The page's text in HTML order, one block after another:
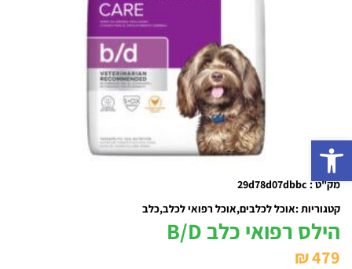
מק"ט : 29d78d07dbbc
קטגוריות :אוכל לכלבים אוכל רפואי לכלב כלב
הילס רפואי כלב B/D
₪479
פתח סרגל נגישות